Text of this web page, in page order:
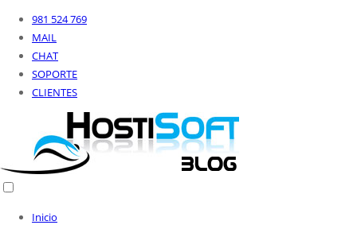
981 524 769
MAIL
CHAT
SOPORTE
CLIENTES
Inicio